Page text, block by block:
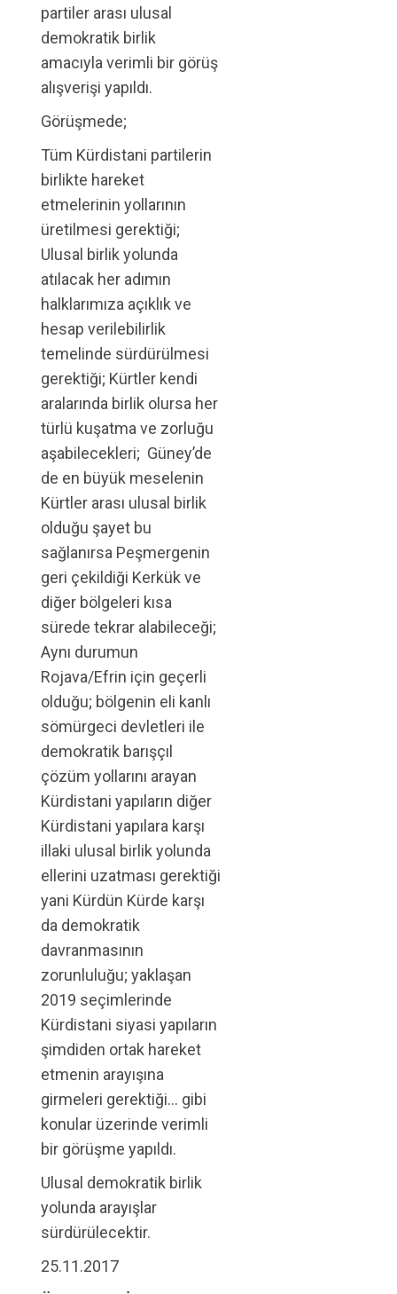
partiler arası ulusal
demokratik birlik
amacıyla verimli bir görüş
alışverişi yapıldı.
Görüşmede;
Tüm Kürdistani partilerin
birlikte hareket
etmelerinin yollarının
üretilmesi gerektiği;
Ulusal birlik yolunda
atılacak her adımın
halklarımıza açıklık ve
hesap verilebilirlik
temelinde sürdürülmesi
gerektiği; Kürtler kendi
aralarında birlik olursa her
türlü kuşatma ve zorluğu
aşabilecekleri; Güney’de
de en büyük meselenin
Kürtler arası ulusal birlik
olduğu şayet bu
sağlanırsa Peşmergenin
geri çekildiği Kerkük ve
diğer bölgeleri kısa
sürede tekrar alabileceği;
Aynı durumun
Rojava/Efrin için geçerli
olduğu; bölgenin eli kanlı
sömürgeci devletleri ile
demokratik barışçıl
çözüm yollarını arayan
Kürdistani yapıların diğer
Kürdistani yapılara karşı
illaki ulusal birlik yolunda
ellerini uzatması gerektiği
yani Kürdün Kürde karşı
da demokratik
davranmasının
zorunluluğu; yaklaşan
2019 seçimlerinde
Kürdistani siyasi yapıların
şimdiden ortak hareket
etmenin arayışına
girmeleri gerektiği… gibi
konular üzerinde verimli
bir görüşme yapıldı.
Ulusal demokratik birlik
yolunda arayışlar
sürdürülecektir.
25.11.2017